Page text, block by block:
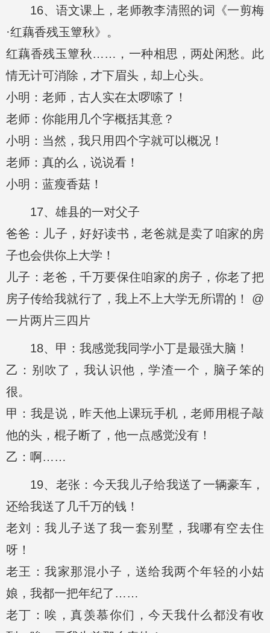
16、语文课上，老师教李清照的词《一剪梅
·红藕香残玉簟秋》。
红藕香残玉簟秋……，一种相思，两处闲愁。此
情无计可消除，才下眉头，却上心头。
小明：老师，古人实在太啰嗦了！
老师：你能用几个字概括其意？
小明：当然，我只用四个字就可以概况！
老师：真的么，说说看！
小明：蓝瘦香菇！
17、雄县的一对父子
爸爸：儿子，好好读书，老爸就是卖了咱家的房
子也会供你上大学！
儿子：老爸，千万要保住咱家的房子，你老了把
房子传给我就行了，我上不上大学无所谓的！ @
一片两片三四片
18、甲：我感觉我同学小丁是最强大脑！
乙：别吹了，我认识他，学渣一个，脑子笨的
很。
甲：我是说，昨天他上课玩手机，老师用棍子敲
他的头，棍子断了，他一点感觉没有！
乙：啊……
19、老张：今天我儿子给我送了一辆豪车，
还给我送了几千万的钱！
老刘：我儿子送了我一套别墅，我哪有空去住
呀！
老王：我家那混小子，送给我两个年轻的小姑
娘，我都一把年纪了……
老丁：唉，真羡慕你们，今天我什么都没有收